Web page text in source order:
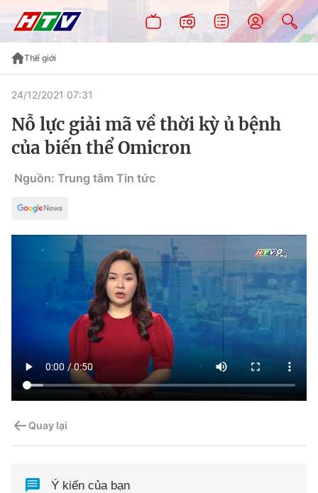
Thế giới
24/12/2021 07:31
Nỗ lực giải mã về thời kỳ ủ bệnh
của biến thể Omicron
Nguồn: Trung tâm Tin tức
Quay lại
Ý kiến của bạn